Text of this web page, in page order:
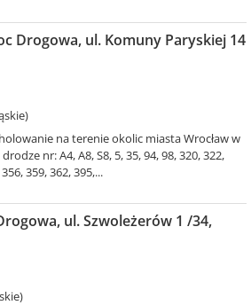
Drogowa, ul. Komuny Paryskiej 14
na terenie okolic miasta Wrocław w
nr: A4, A8, S8, 5, 35, 94, 98, 320, 322,
359, 362, 395,...
ul. Szwoleżerów 1 /34,